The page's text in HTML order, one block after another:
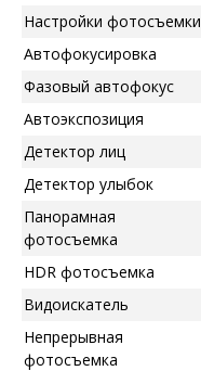
Настройки фотосъемки
Автофокусировка
Фазовый автофокус
Автоэкспозиция
Детектор лиц
Детектор улыбок
Панорамная
фотосъемка
HDR фотосъемка
Видоискатель
Непрерывная
фотосъемка